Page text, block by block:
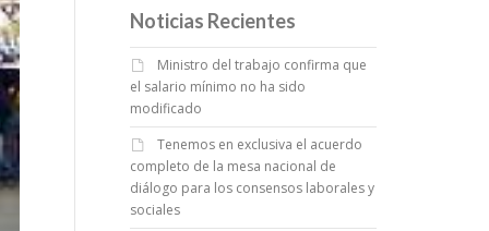
Noticias Recientes
Ministro del trabajo confirma que
el salario mínimo no ha sido
modificado
Tenemos en exclusiva el acuerdo
completo de la mesa nacional de
diálogo para los consensos laborales y
sociales